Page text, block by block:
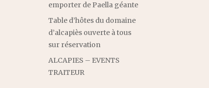
emporter de Paella géante
Table d’hôtes du domaine
d’alcapiès ouverte à tous
sur réservation
ALCAPIES – EVENTS
TRAITEUR